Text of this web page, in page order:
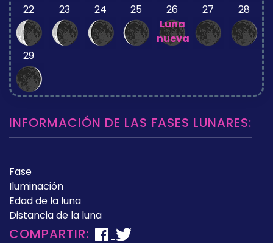
22 23 24 25
26
Luna
nueva
27 28
29
INFORMACIÓN DE LAS FASES LUNARES:
Fase
Iluminación
Edad de la luna
Distancia de la luna
COMPARTIR: